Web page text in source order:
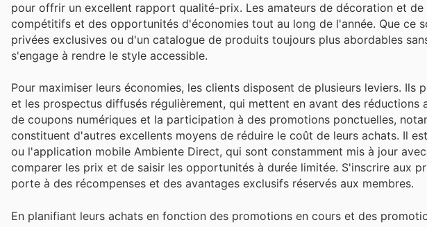
pour offrir un excellent rapport qualité-prix. Les amateurs de décoration et
compétitifs et des opportunités d'économies tout au long de l'année. Que ce
privées exclusives ou d'un catalogue de produits toujours plus abordables
s'engage à rendre le style accessible.
Pour maximiser leurs économies, les clients disposent de plusieurs leviers.
et les prospectus diffusés régulièrement, qui mettent en avant des
de coupons numériques et la participation à des promotions ponctuelles,
constituent d'autres excellents moyens de réduire le coût de leurs achats. Il
ou l'application mobile Ambiente Direct, qui sont constamment mis à jour
comparer les prix et de saisir les opportunités à durée limitée. S'inscrire aux
porte à des récompenses et des avantages exclusifs réservés aux membres.
En planifiant leurs achats en fonction des promotions en cours et des